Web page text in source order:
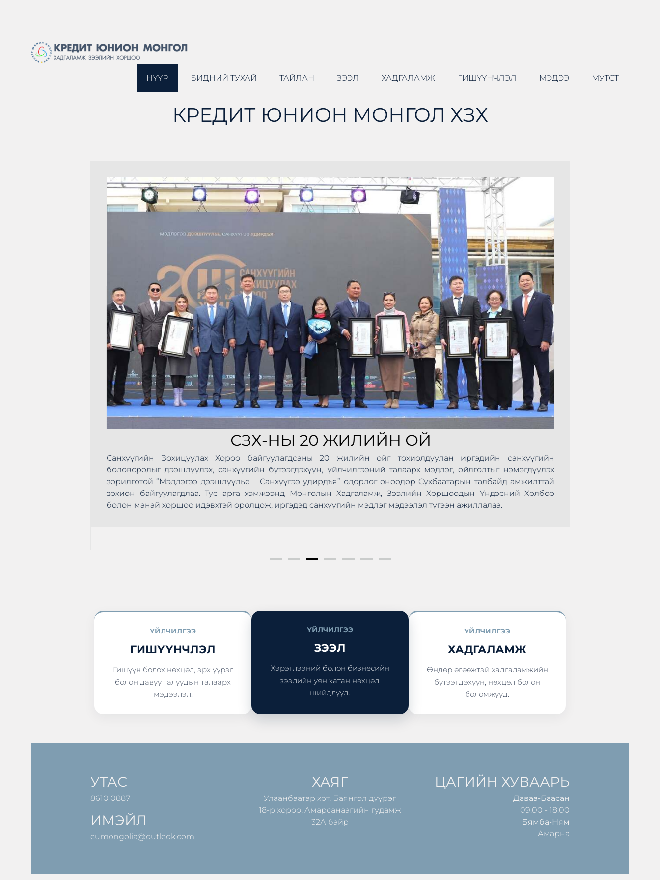
НҮҮР БИДНИЙ ТУХАЙ ТАЙЛАН ЗЭЭЛ ХАДГАЛАМЖ ГИШҮҮНЧЛЭЛ МЭДЭЭ МУТСТ
КРЕДИТ ЮНИОН МОНГОЛ ХЗХ
СЗХ-НЫ 20 ЖИЛИЙН ОЙ
Санхүүгийн Зохицуулах Хороо байгуулагдсаны 20 жилийн ойг тохиолдуулан иргэдийн санхүүгийн
боловсролыг дээшлүүлэх, санхүүгийн бүтээгдэхүүн, үйлчилгээний талаарх мэдлэг, ойлголтыг нэмэгдүүлэх
зорилготой “Мэдлэгээ дээшлүүлье – Санхүүгээ удирдъя” өдөрлөг өнөөдөр Сүхбаатарын талбайд амжилттай
зохион байгуулагдлаа. Тус арга хэмжээнд Монголын Хадгаламж, Зээлийн Хоршоодын Үндэсний Холбоо
болон манай хоршоо идэвхтэй оролцож, иргэдэд санхүүгийн мэдлэг мэдээлэл түгээн ажиллалаа.
ҮЙЛЧИЛГЭЭ
ГИШҮҮНЧЛЭЛ
Гишүүн болох нөхцөл, эрх үүрэг
болон давуу талуудын талаарх
мэдээлэл.
ҮЙЛЧИЛГЭЭ
ЗЭЭЛ
Хэрэглээний болон бизнесийн
зээлийн уян хатан нөхцөл,
шийдлүүд.
ҮЙЛЧИЛГЭЭ
ХАДГАЛАМЖ
Өндөр өгөөжтэй хадгаламжийн
бүтээгдэхүүн, нөхцөл болон
боломжууд.
УТАС
8610 0887
ИМЭЙЛ
cumongolia@outlook.com
ХАЯГ
Улаанбаатар хот, Баянгол дүүрэг
18-р хороо, Амарсанаагийн гудамж
32А байр
ЦАГИЙН ХУВААРЬ
Даваа-Баасан
09.00 - 18.00
Бямба-Ням
Амарна